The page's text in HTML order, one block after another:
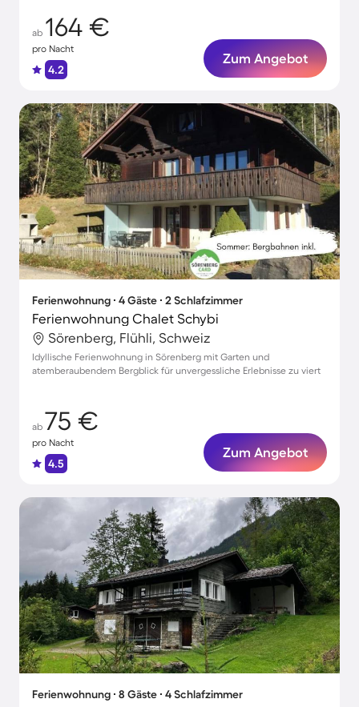
ab 164 €
pro Nacht
4.2
Zum Angebot
Ferienwohnung ∙ 4 Gäste ∙ 2 Schlafzimmer
Ferienwohnung Chalet Schybi
Sörenberg, Flühli, Schweiz
Idyllische Ferienwohnung in Sörenberg mit Garten und
atemberaubendem Bergblick für unvergessliche Erlebnisse zu viert
ab 75 €
pro Nacht
4.5
Zum Angebot
Ferienwohnung ∙ 8 Gäste ∙ 4 Schlafzimmer